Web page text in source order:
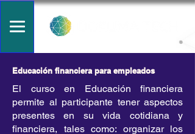
Educación financiera para empleados
El curso en Educación financiera
permite al participante tener aspectos
presentes en su vida cotidiana y
financiera, tales como: organizar los